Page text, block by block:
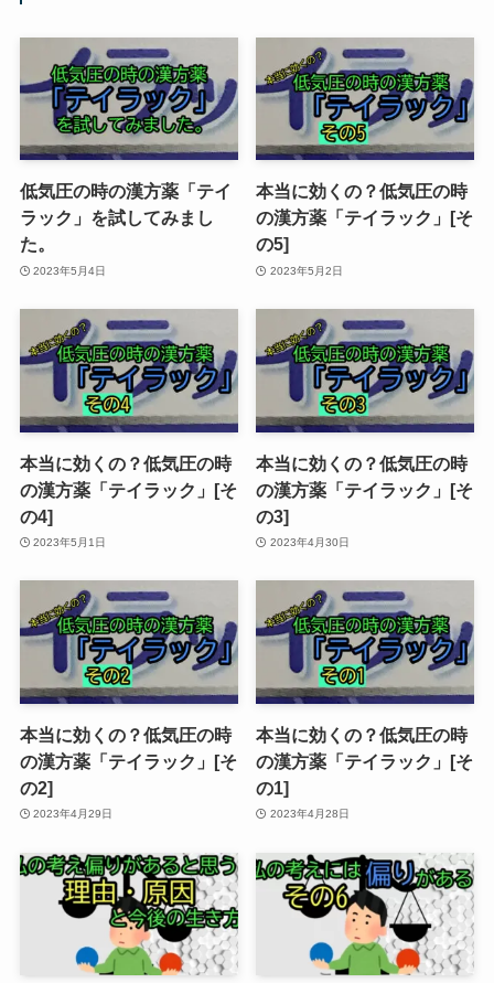
低気圧の時の漢方薬「テイ
ラック」を試してみまし
た。
2023年5月4日
本当に効くの？低気圧の時
の漢方薬「テイラック」[そ
の5]
2023年5月2日
本当に効くの？低気圧の時
の漢方薬「テイラック」[そ
の4]
2023年5月1日
本当に効くの？低気圧の時
の漢方薬「テイラック」[そ
の3]
2023年4月30日
本当に効くの？低気圧の時
の漢方薬「テイラック」[そ
の2]
2023年4月29日
本当に効くの？低気圧の時
の漢方薬「テイラック」[そ
の1]
2023年4月28日